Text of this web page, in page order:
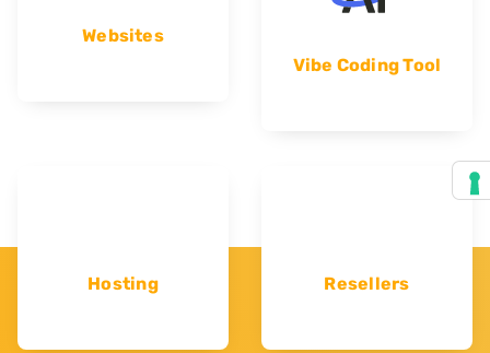
Websites
Vibe Coding Tool
Hosting Resellers